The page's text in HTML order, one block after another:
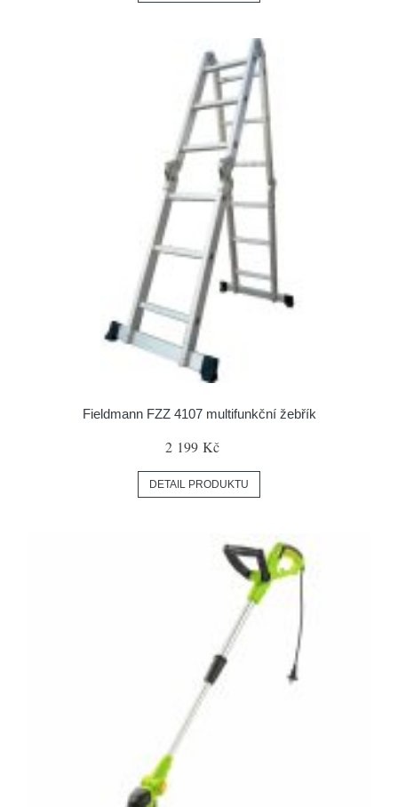
Fieldmann FZZ 4107 multifunkční žebřík
2 199 Kč
DETAIL PRODUKTU